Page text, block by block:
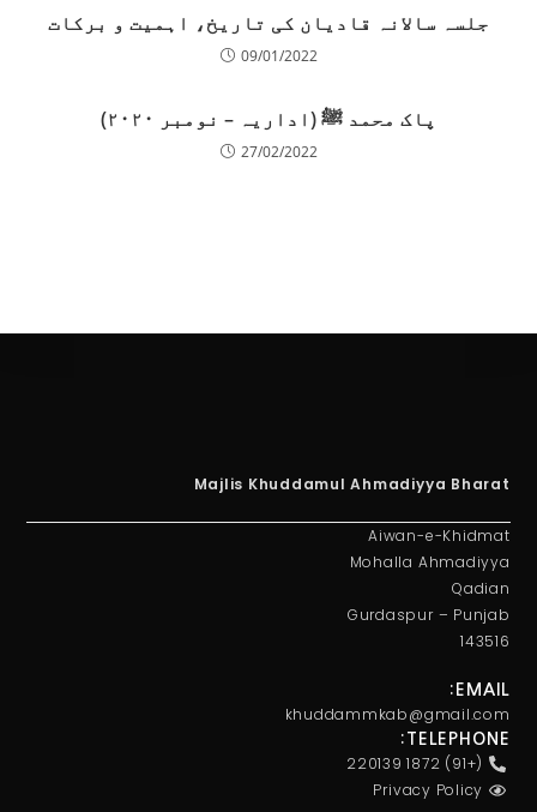
جلسہ سالانہ قادیان کی تاریخ، اہمیت و برکات
09/01/2022
پاک محمد ﷺ (اداریہ – نومبر ۲۰۲۰)
27/02/2022
Majlis Khuddamul Ahmadiyya Bharat
Aiwan-e-Khidmat
Mohalla Ahmadiyya
Qadian
Gurdaspur – Punjab
143516
EMAIL:
khuddammkab@gmail.com
TELEPHONE:
(+91) 1872 220139
Privacy Policy